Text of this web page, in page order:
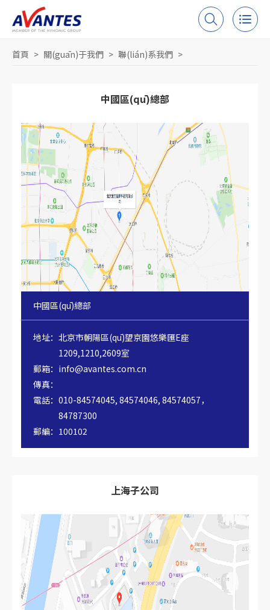
首頁 > 關(guān)于我們 > 聯(lián)系我們 >
中國區(qū)總部
中國區(qū)總部
地址： 北京市朝陽區(qū)望京園悠樂匯E座
1209,1210,2609室
郵箱： info@avantes.com.cn
傳真：
電話： 010-84574045, 84574046, 84574057，
84787300
郵編： 100102
上海子公司